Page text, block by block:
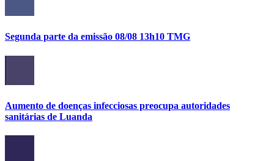
Segunda parte da emissão 08/08 13h10 TMG
Aumento de doenças infecciosas preocupa autoridades
sanitárias de Luanda